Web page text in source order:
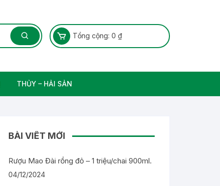
Tổng cộng: 0 ₫
THỦY – HẢI SẢN
BÀI VIẾT MỚI
Rượu Mao Đài rồng đỏ – 1 triệu/chai 900ml.
04/12/2024